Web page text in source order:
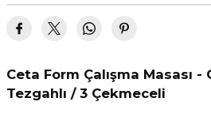
Ceta Form Çalışma Masası
Tezgahlı / 3 Çekmeceli